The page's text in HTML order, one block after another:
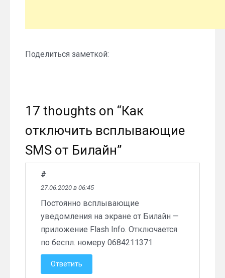
Поделиться заметкой:
17 thoughts on “Как
отключить всплывающие
SMS от Билайн”
#:
27.06.2020 в 06:45
Постоянно всплывающие
уведомления на экране от Билайн —
приложение Flash Info. Отключается
по беспл. номеру 0684211371
Ответить